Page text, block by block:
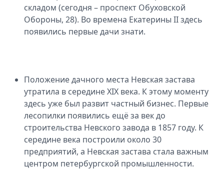
складом (сегодня – про­спект Обуховской
Обороны, 28). Во времена Екатерины II здесь
появились первые дачи знати.
Положение дачного места Невская застава
утратила в середине XIX века. К этому моменту
здесь уже был раз­вит частный бизнес. Первые
лесопилки появились ещё за век до
строительства Невского завода в 1857 году. К
середине века построили около 30
предприятий, а Не­вская застава стала важным
центром петербургской промышленности.